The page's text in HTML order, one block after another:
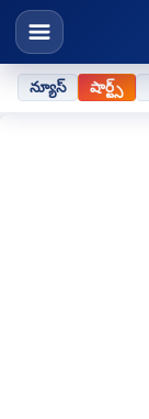
న్యూస్ షార్ట్స్